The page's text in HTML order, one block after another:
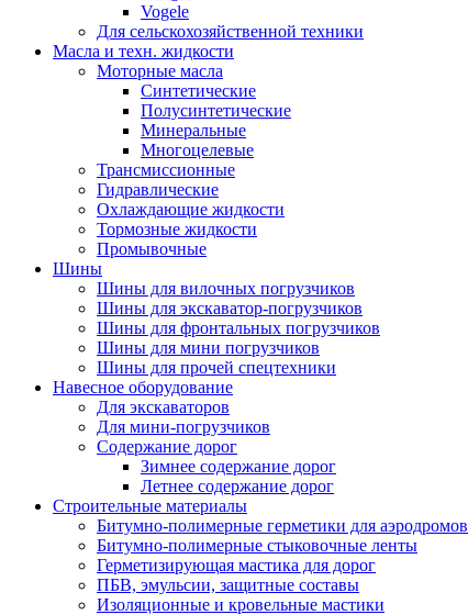
Vogele
Для сельскохозяйственной техники
Масла и техн. жидкости
Моторные масла
Синтетические
Полусинтетические
Минеральные
Многоцелевые
Трансмиссионные
Гидравлические
Охлаждающие жидкости
Тормозные жидкости
Промывочные
Шины
Шины для вилочных погрузчиков
Шины для экскаватор-погрузчиков
Шины для фронтальных погрузчиков
Шины для мини погрузчиков
Шины для прочей спецтехники
Навесное оборудование
Для экскаваторов
Для мини-погрузчиков
Содержание дорог
Зимнее содержание дорог
Летнее содержание дорог
Строительные материалы
Битумно-полимерные герметики для аэродромов
Битумно-полимерные стыковочные ленты
Герметизирующая мастика для дорог
ПБВ, эмульсии, защитные составы
Изоляционные и кровельные мастики